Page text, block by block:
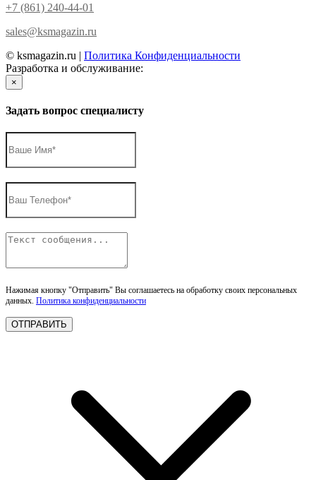
+7 (861) 240-44-01
sales@ksmagazin.ru
© ksmagazin.ru | Политика Конфиденциальности
Разработка и обслуживание:
×
Задать вопрос специалисту
Нажимая кнопку "Отправить" Вы соглашаетесь на обработку своих персональных
данных. Политика конфиденциальности